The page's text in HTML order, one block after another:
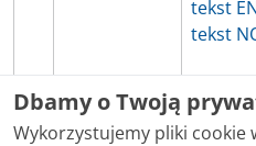
tekst
tekst
Dbamy o Twoją
Wykorzystujemy pliki cookie